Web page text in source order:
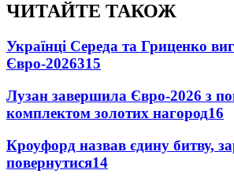
ЧИТАЙТЕ ТАКОЖ
Українці Середа та Гриценко
Євро-2026315
Лузан завершила Євро-2026 з
комплектом золотих нагород16
Кроуфорд назвав єдину битву,
повернутися14